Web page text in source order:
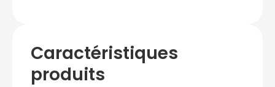
Caractéristiques
produits